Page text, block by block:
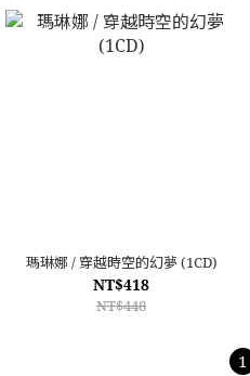
瑪琳娜 / 穿越時空的幻夢 (1CD)
NT$418
NT$448
1